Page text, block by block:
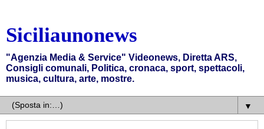
Siciliaunonews
"Agenzia Media & Service" Videonews, Diretta ARS,
Consigli comunali, Politica, cronaca, sport, spettacoli,
musica, cultura, arte, mostre.
▼